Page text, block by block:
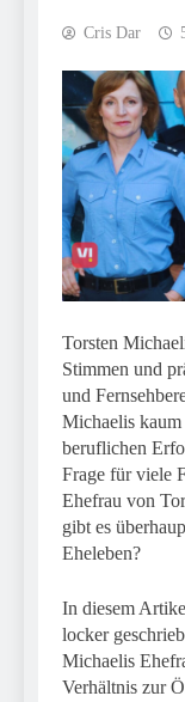
Cris Dar
Torsten
Stimmen und
und
Michaelis
beruflichen
Frage für viele
Ehefrau von
gibt es
Eheleben?
In diesem
locker
Michaelis
Verhältnis zur